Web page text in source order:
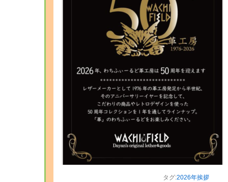
タグ:2026年挨拶